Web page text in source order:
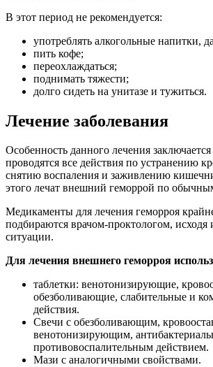
В этот период не рекомендуется:
употреблять алкогольные напитки,
пить кофе;
переохлаждаться;
поднимать тяжести;
долго сидеть на унитазе и тужиться.
Лечение заболевания
Особенность данного лечения
проводятся все действия по устранению
снятию воспаления и заживлению
этого лечат внешний геморрой по
Медикаменты для лечения геморроя
подбираются врачом-проктологом, исходя
ситуации.
Для лечения внешнего геморроя
таблетки: венотонизирующие,
обезболивающие, слабительные и
действия.
Свечи с обезболивающим,
венотонизирующим,
противовоспалительным действием.
Мази с аналогичными свойствами.